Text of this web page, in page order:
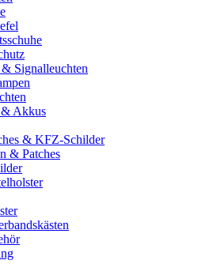
Signalleuchten
Akkus
& KFZ-Schilder
& Patches